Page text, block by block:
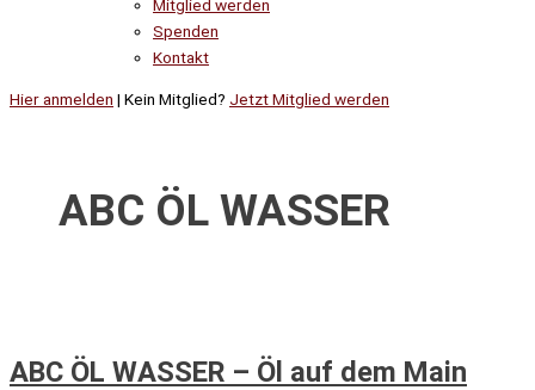
Mitglied werden
Spenden
Kontakt
Hier anmelden | Kein Mitglied? Jetzt Mitglied werden
ABC ÖL WASSER
ABC ÖL WASSER – Öl auf dem Main